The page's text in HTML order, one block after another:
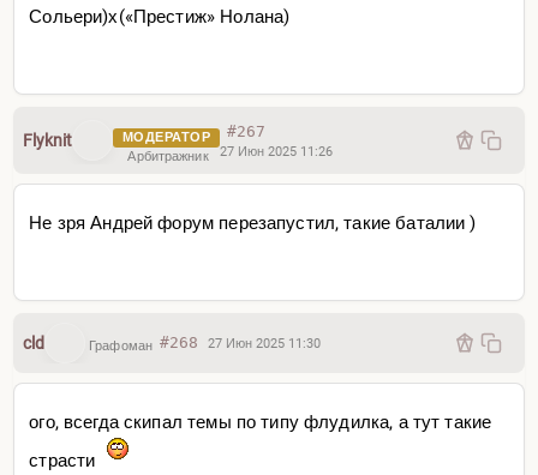
Сольери)х(«Престиж» Нолана)
Flyknit
МОДЕРАТОР
Арбитражник
#267
27 Июн 2025 11:26
Не зря Андрей форум перезапустил, такие баталии )
cld Графоман #268 27 Июн 2025 11:30
ого, всегда скипал темы по типу флудилка, а тут такие
страсти